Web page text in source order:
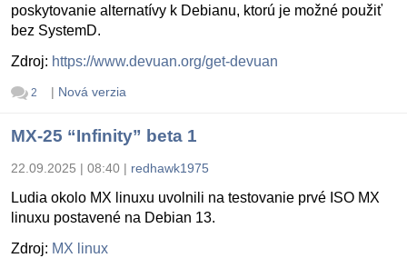
poskytovanie alternatívy k Debianu, ktorú je možné použiť
bez SystemD.
Zdroj: https://www.devuan.org/get-devuan
2 | Nová verzia
MX-25 “Infinity” beta 1
22.09.2025 | 08:40 | redhawk1975
Ludia okolo MX linuxu uvolnili na testovanie prvé ISO MX
linuxu postavené na Debian 13.
Zdroj: MX linux